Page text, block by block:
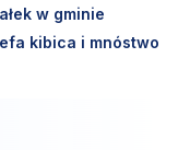
w gminie
kibica i mnóstwo